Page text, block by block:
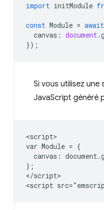
import initModule
const Module = await
canvas : document.
});
Si vous utilisez
JavaScript généré
<script>
var Module = {
canvas:
};
</script>